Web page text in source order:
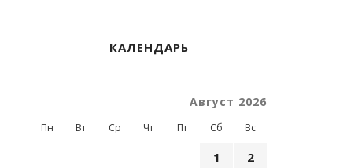
КАЛЕНДАРЬ
Август 2026
Пн Вт Ср Чт Пт Сб Вс
1
2